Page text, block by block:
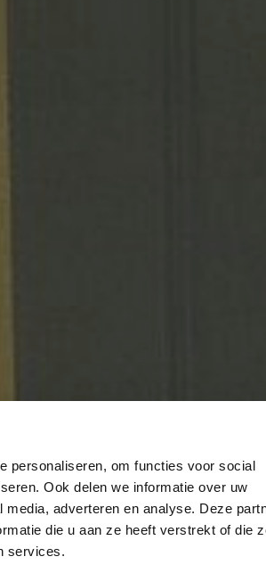
personaliseren, om functies voor social
Ook delen we informatie over uw
adverteren en analyse. Deze
die u aan ze heeft verstrekt of die
services.